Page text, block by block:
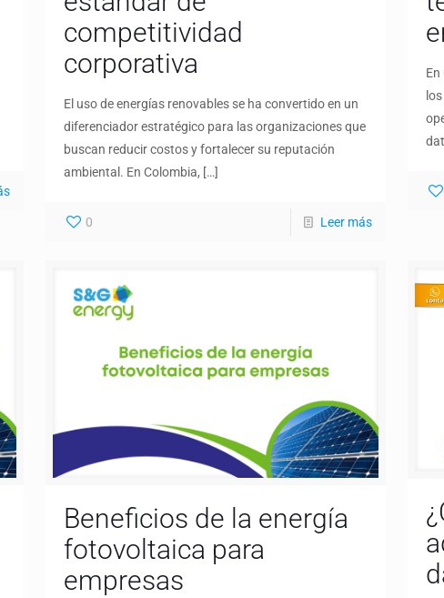
competitividad
corporativa
El uso de energías renovables se ha convertido en un
diferenciador estratégico para las organizaciones que
buscan reducir costos y fortalecer su reputación
ambiental. En Colombia, […]
0 Leer más
Beneficios de la energía
fotovoltaica para
empresas